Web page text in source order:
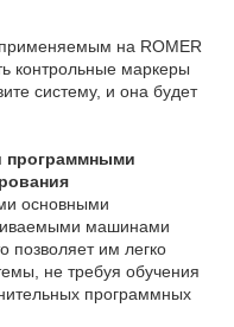
на ROMER
контрольные маркеры
систему, и она будет
программными
основными
машинами
позволяет им легко
не требуя обучения
программных